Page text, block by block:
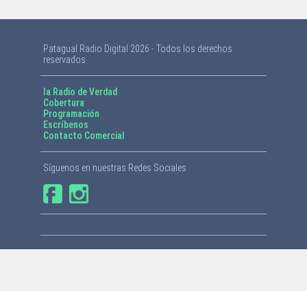
Patagual Radio Digital 2026 - Todos los derechos
reservados
la Radio de Verdad
Cobertura
Programación
Escríbenos
Contacto Comercial
Síguenos en nuestras Redes Sociales